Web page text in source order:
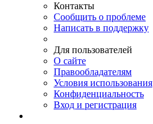
Контакты
Сообщить о проблеме
Написать в поддержку
Для пользователей
О сайте
Правообладателям
Условия использования
Конфиденциальность
Вход и регистрация